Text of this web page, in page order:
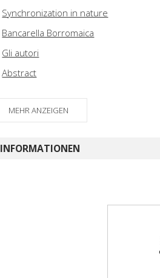
Synchronization in nature
Bancarella Borromaica
Gli autori
Abstract
MEHR ANZEIGEN
INFORMATIONEN